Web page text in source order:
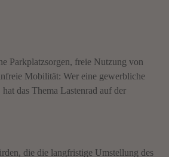
Parkplatzsorgen, freie Nutzung von
Mobilität: Wer eine gewerbliche
das Thema Lastenrad auf der
die die langfristige Umstellung des